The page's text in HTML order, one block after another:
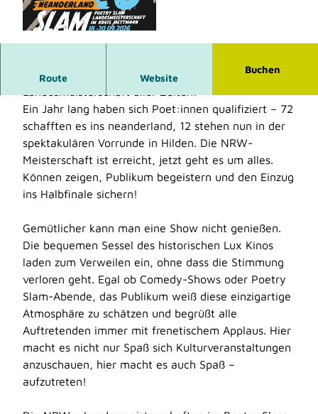
© NRW Slam, Kreis Mettmann
Route Website
Buchen
Die große Vorrunde der größten Poetry-Slam-
Ein Jahr lang haben sich Poet:innen qualifiziert – 72
schafften es ins neanderland, 12 stehen nun in der
spektakulären Vorrunde in Hilden. Die NRW-
Meisterschaft ist erreicht, jetzt geht es um alles.
Können zeigen, Publikum begeistern und den Einzug
ins Halbfinale sichern!
Gemütlicher kann man eine Show nicht genießen.
Die bequemen Sessel des historischen Lux Kinos
laden zum Verweilen ein, ohne dass die Stimmung
verloren geht. Egal ob Comedy-Shows oder Poetry
Slam-Abende, das Publikum weiß diese einzigartige
Atmosphäre zu schätzen und begrüßt alle
Auftretenden immer mit frenetischem Applaus. Hier
macht es nicht nur Spaß sich Kulturveranstaltungen
anzuschauen, hier macht es auch Spaß –
aufzutreten!